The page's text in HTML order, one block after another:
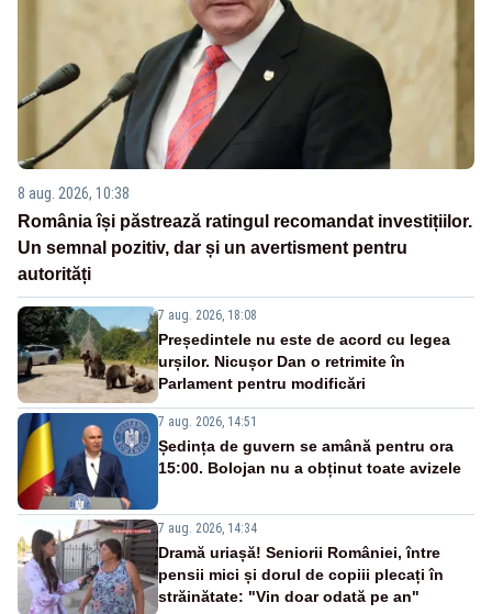
8 aug. 2026, 10:38
România își păstrează ratingul recomandat investițiilor.
Un semnal pozitiv, dar și un avertisment pentru
autorități
7 aug. 2026, 18:08
Președintele nu este de acord cu legea
urșilor. Nicușor Dan o retrimite în
Parlament pentru modificări
7 aug. 2026, 14:51
Ședința de guvern se amână pentru ora
15:00. Bolojan nu a obținut toate avizele
7 aug. 2026, 14:34
Dramă uriașă! Seniorii României, între
pensii mici și dorul de copiii plecați în
străinătate: "Vin doar odată pe an"